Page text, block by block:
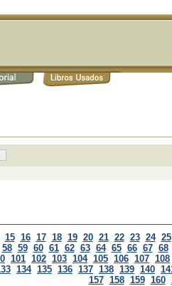
15 16 17 18 19 20 21 22 23 24 25
58 59 60 61 62 63 64 65 66 67 68
101 102 103 104 105 106 107 108
134 135 136 137 138 139 140
157 158 159 160